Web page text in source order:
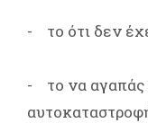
- το ότι δεν
- το να αγαπάς